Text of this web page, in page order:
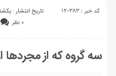
کد خبر : 120383
تاریخ انتشار : یکشنبه 2 اردیبهشت 1403
۰ نظر
سه گروه که از مجردها